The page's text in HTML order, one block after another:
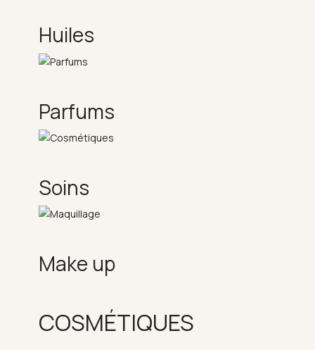
Huiles
Parfums
Soins
Make up
COSMÉTIQUES